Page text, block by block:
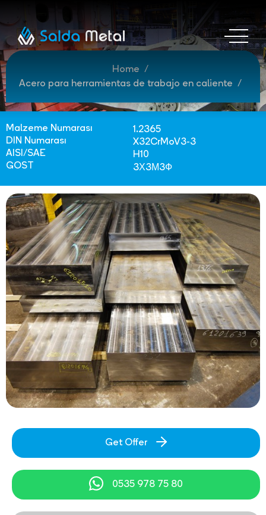
Home
Acero para herramientas de trabajo en caliente
Malzeme Numarası
1.2365
DIN Numarası
X32CrMoV3-3
AISI/SAE
H10
GOST
3Х3М3Ф
Get Offer
0535 978 75 80